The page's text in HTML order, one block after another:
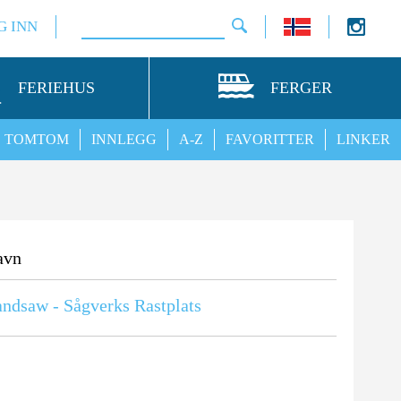
INN
FERIEHUS FERGER
LINKER
FAVORITTER
A-Z
INNLEGG
TOMTOM
- Sågverks Rastplats